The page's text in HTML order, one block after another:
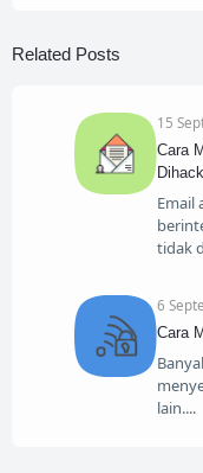
Related Posts
15
Cara
Email
tidak
6
Cara
lain.